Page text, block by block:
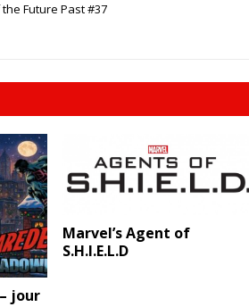
Future Past #37
jour
Marvel’s Agent of
S.H.I.E.L.D